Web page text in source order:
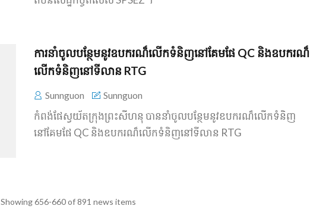
ការ​នាំចូល​បន្ថែម​នូវ​ឧបករណ៏​លើកទំនិញ​នៅគែម​ផែ QC និង​ឧបករណ៏​
លើកទំនិញ​នៅ​ទីលាន RTG
Sunnguon Sunnguon
កំពង់ផែ​ស្វយ័ត​ក្រុងព្រះសីហនុ បាន​នាំចូល​បន្ថែម​នូវ​ឧបករណ៏​លើកទំនិញ​
នៅគែម​ផែ QC និង​ឧបករណ៏​លើកទំនិញ​នៅ​ទីលាន RTG
Showing 656-660 of 891 news items